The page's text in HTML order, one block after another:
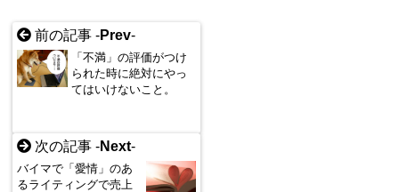
前の記事 -Prev-
「不満」の評価がつけ
られた時に絶対にやっ
てはいけないこと。
次の記事 -Next-
バイマで「愛情」のあ
るライティングで売上